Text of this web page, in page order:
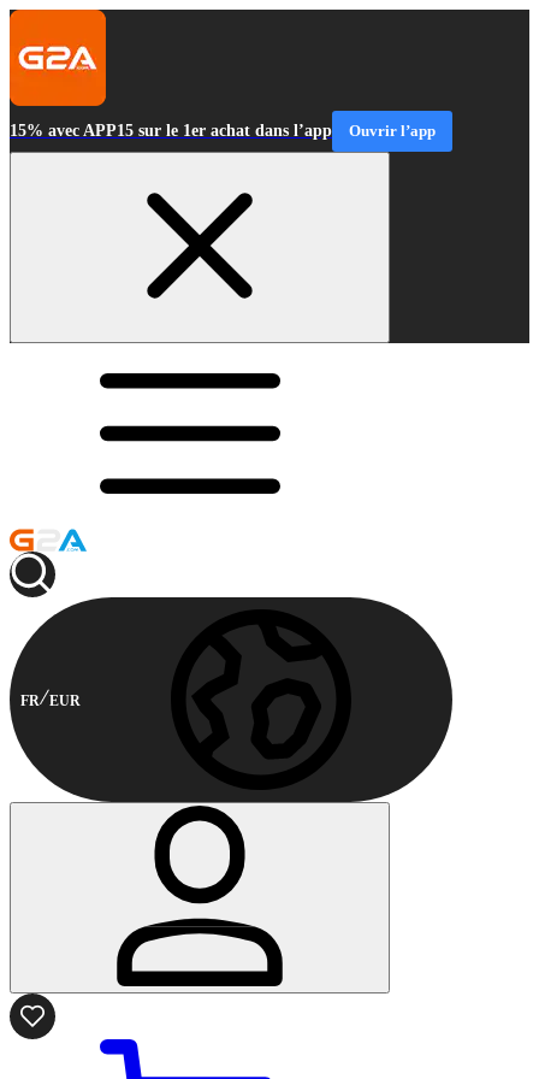
15% avec APP15 sur le 1er achat dans l’app Ouvrir l’app
FR EUR